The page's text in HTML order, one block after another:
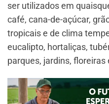
ser utilizados em
café, cana-de-açúcar,
tropicais e de clima
eucalipto, hortaliças,
parques, jardins,